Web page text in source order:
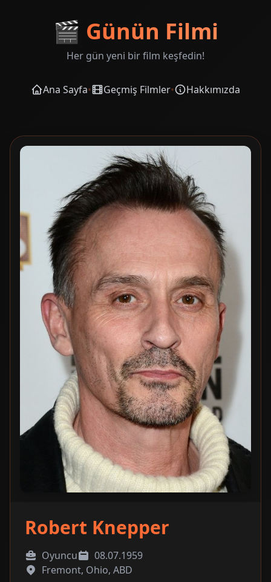
🎬 Günün Filmi
Her gün yeni bir film keşfedin!
Ana Sayfa• Geçmiş Filmler• Hakkımızda
Robert Knepper
Oyuncu
08.07.1959
Fremont, Ohio, ABD